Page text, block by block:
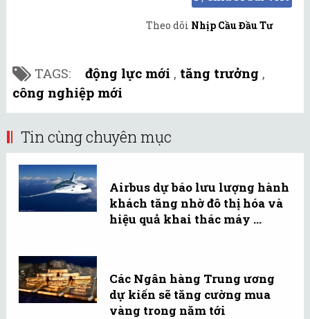
Theo dõi Nhịp Cầu Đầu Tư
TAGS: động lực mới , tăng trưởng ,
công nghiệp mới
Tin cùng chuyên mục
Airbus dự báo lưu lượng hành
khách tăng nhờ đô thị hóa và
hiệu quả khai thác máy ...
Các Ngân hàng Trung ương
dự kiến sẽ tăng cường mua
vàng trong năm tới